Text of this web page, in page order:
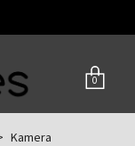
0
Kamera